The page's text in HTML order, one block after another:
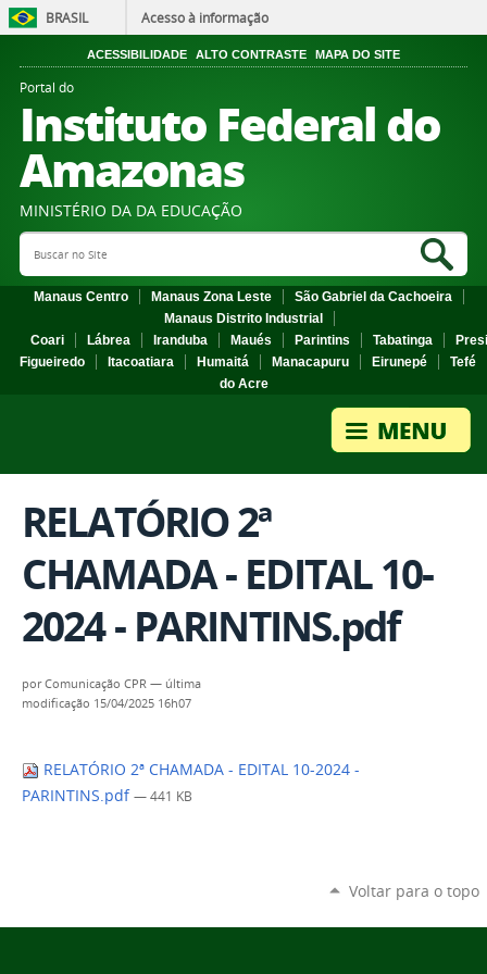
BRASIL Acesso à informação
ACESSIBILIDADE ALTO CONTRASTE MAPA DO SITE
Portal do
Instituto Federal do
Amazonas
MINISTÉRIO DA DA EDUCAÇÃO
Search Site
Manaus Centro Manaus Zona Leste
São Gabriel da Cachoeira
Manaus Distrito Industrial
Coari
Lábrea Iranduba Maués Parintins Tabatinga
Figueiredo
Itacoatiara Humaitá Manacapuru Eirunepé
Tefé
do Acre
RELATÓRIO 2ª
CHAMADA - EDITAL 10-
2024 - PARINTINS.pdf
porComunicação CPR — última
modificação 15/04/2025 16h07
RELATÓRIO 2ª CHAMADA - EDITAL 10-2024 -
PARINTINS.pdf — 441 KB
Voltar para o topo